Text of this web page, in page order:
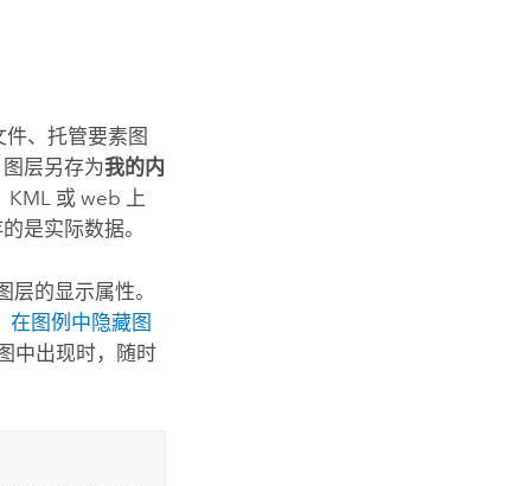
、托管要素图
层另存为我的内
KML 或 web 上
是实际数据。
层的显示属性。
在图例中隐藏图
中出现时，随时